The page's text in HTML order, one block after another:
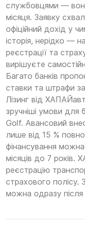
службовцями —
місяця. Заявку
офіційний дохід у
історія, нерідко —
реєстрації та
вирішуєте
Багато банків
ставки та штрафи
Лізинг від
зручніші умови для
Golf. Авансовий
лише від 15 %
фінансування
місяців до 7 років.
реєстрацію
страхового полісу.
можна одразу після